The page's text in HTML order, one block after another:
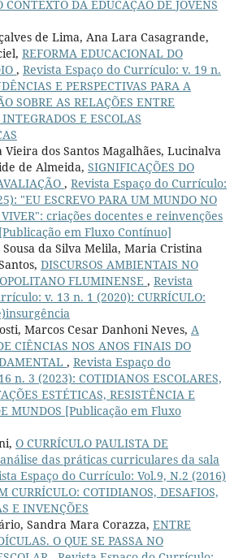
CONTEXTO DA EDUCAÇÃO DE JOVENS
de Lima, Ana Lara Casagrande,
REFORMA EDUCACIONAL DO
, Revista Espaço do Currículo: v. 19 n.
E PERSPECTIVAS PARA A
SOBRE AS RELAÇÕES ENTRE
E ESCOLAS
Vieira dos Santos Magalhães, Lucinalva
de Almeida, SIGNIFICAÇÕES DO
, Revista Espaço do Currículo:
"EU ESCREVO PARA UM MUNDO NO
VIVER": criações docentes e reinvenções
em Fluxo Contínuo]
da Silva Melila, Maria Cristina
DISCURSOS AMBIENTAIS NO
FLUMINENSE , Revista
v. 13 n. 1 (2020): CURRÍCULO:
Marcos Cesar Danhoni Neves, A
CIÊNCIAS NOS ANOS FINAIS DO
, Revista Espaço do
n. 3 (2023): COTIDIANOS ESCOLARES,
ESTÉTICAS, RESISTÊNCIA E
MUNDOS [Publicação em Fluxo
O CURRÍCULO PAULISTA DE
análise das práticas curriculares da sala
Espaço do Currículo: Vol.9, N.2 (2016)
CURRÍCULO: COTIDIANOS, DESAFIOS,
E INVENÇÕES
Sandra Mara Corazza, ENTRE
O QUE SE PASSA NO